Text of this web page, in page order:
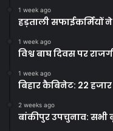
1 week ago
हड़ताली सफाईकर्मियों
1 week ago
विश्व बाघ दिवस पर
1 week ago
बिहार कैबिनेट: 22
2 weeks ago
बांकीपुर उपचुनाव: सभी